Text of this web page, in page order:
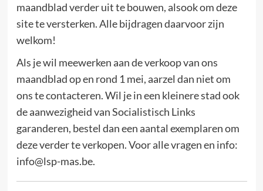
maandblad verder uit te bouwen, alsook om deze
site te versterken. Alle bijdragen daarvoor zijn
welkom!
Als je wil meewerken aan de verkoop van ons
maandblad op en rond 1 mei, aarzel dan niet om
ons te contacteren. Wil je in een kleinere stad ook
de aanwezigheid van Socialistisch Links
garanderen, bestel dan een aantal exemplaren om
deze verder te verkopen. Voor alle vragen en info:
info@lsp-mas.be.